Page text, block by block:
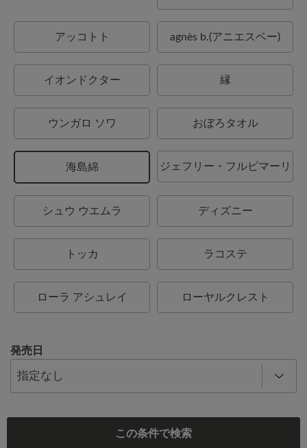
アッコトト agnès b.(アニエスベー)
イオンドクター 縁
ウンガロ ソワ おぼろタオル
海島綿 ジェフリー・フルビマーリ
シュウ ウエムラ ディズニー
トッカ ラコステ
ローラ アシュレイ ローヤルクレスト
発売日
この条件で検索